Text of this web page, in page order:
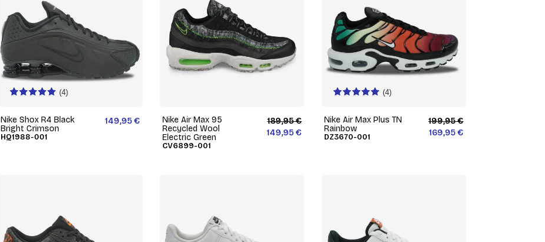
(4)
Nike Shox R4 Black
Bright Crimson
HQ1988-001
149,95 €
Nike Air Max 95
Recycled Wool
Electric Green
CV6899-001
189,95 €
149,95 €
(4)
Nike Air Max Plus TN
Rainbow
DZ3670-001
199,95 €
169,95 €